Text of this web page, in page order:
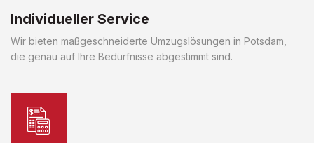
Individueller Service
Wir bieten maßgeschneiderte Umzugslösungen in Potsdam,
die genau auf Ihre Bedürfnisse abgestimmt sind.